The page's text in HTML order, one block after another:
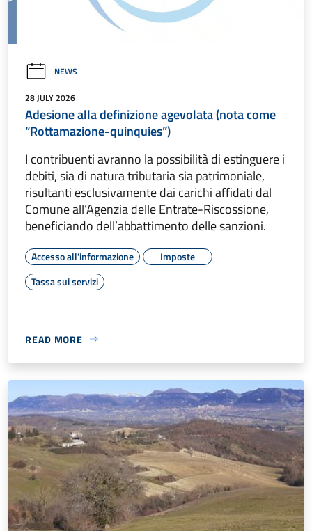
NEWS
28 JULY 2026
Adesione alla definizione agevolata (nota come
“Rottamazione-quinquies”)
I contribuenti avranno la possibilità di estinguere i
debiti, sia di natura tributaria sia patrimoniale,
risultanti esclusivamente dai carichi affidati dal
Comune all’Agenzia delle Entrate-Riscossione,
beneficiando dell’abbattimento delle sanzioni.
Accesso all'informazione
Imposte
Tassa sui servizi
READ MORE